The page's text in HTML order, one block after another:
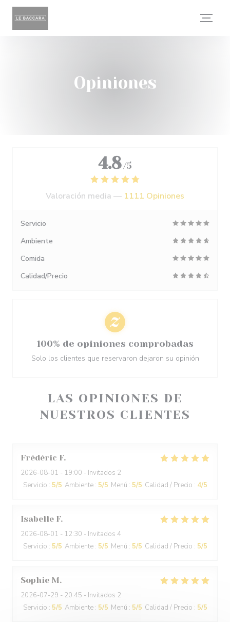
Personalización de sus opciones de cookies
Opiniones
LAS OPINIONES DE
NUESTROS CLIENTES
Frédéric F
2026-08-01 - 19:00 - Invitados 2
Servicio : 5/5 Ambiente : 5/5 Menú : 5/5 Calidad / Precio : 4/5
Isabelle F
2026-08-01 - 12:30 - Invitados 4
Servicio : 5/5 Ambiente : 5/5 Menú : 5/5 Calidad / Precio : 5/5
Sophie M
2026-07-29 - 20:45 - Invitados 2
Servicio : 5/5 Ambiente : 5/5 Menú : 5/5 Calidad / Precio : 5/5
4.8 /5
Valoración media — 1111 Opiniones
Servicio
Ambiente
Comida
Calidad/Precio
100% de opiniones comprobadas
Solo los clientes que reservaron dejaron su opinión